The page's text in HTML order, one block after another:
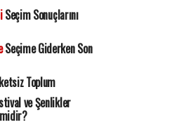
Seçim Sonuçlarını
Seçime Giderken Son
Toplum
ve Şenlikler
midir?